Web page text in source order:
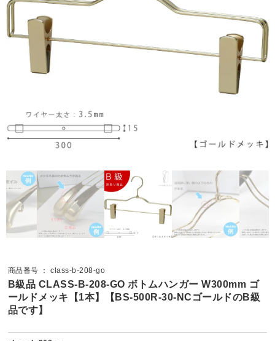
商品番号 ： class-b-208-go
B級品 CLASS-B-208-GO ボトムハンガー W300mm ゴ
ールドメッキ【1本】【BS-500R-30-NCゴールドのB級
品です】